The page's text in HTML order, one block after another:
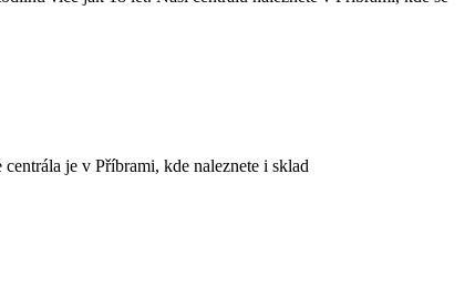
je v Příbrami, kde naleznete i sklad